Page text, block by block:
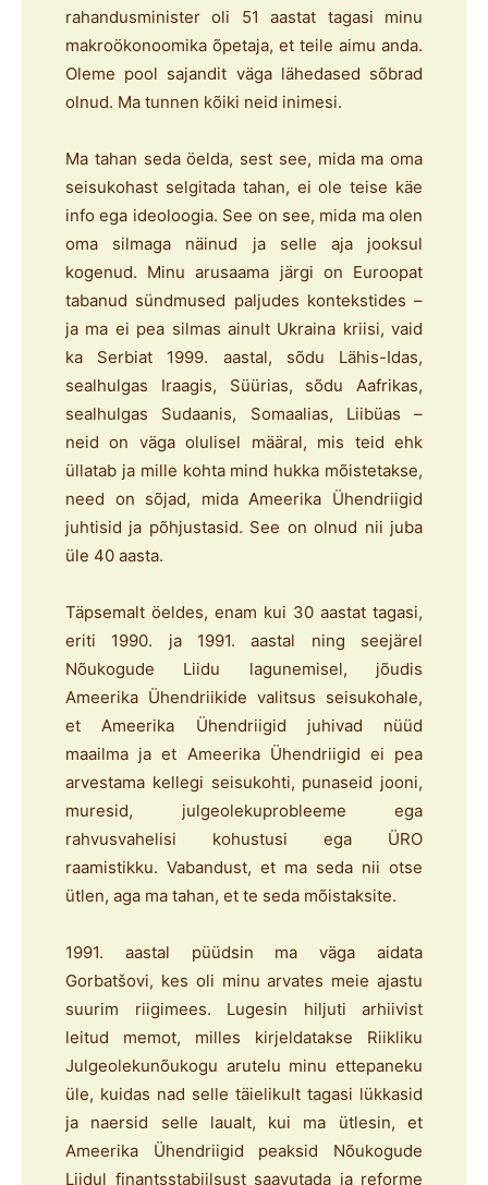
rahandusminister oli 51 aastat tagasi minu
makroökonoomika õpetaja, et teile aimu anda.
Oleme pool sajandit väga lähedased sõbrad
olnud. Ma tunnen kõiki neid inimesi.
Ma tahan seda öelda, sest see, mida ma oma
seisukohast selgitada tahan, ei ole teise käe
info ega ideoloogia. See on see, mida ma olen
oma silmaga näinud ja selle aja jooksul
kogenud. Minu arusaama järgi on Euroopat
tabanud sündmused paljudes kontekstides –
ja ma ei pea silmas ainult Ukraina kriisi, vaid
ka Serbiat 1999. aastal, sõdu Lähis-Idas,
sealhulgas Iraagis, Süürias, sõdu Aafrikas,
sealhulgas Sudaanis, Somaalias, Liibüas –
neid on väga olulisel määral, mis teid ehk
üllatab ja mille kohta mind hukka mõistetakse,
need on sõjad, mida Ameerika Ühendriigid
juhtisid ja põhjustasid. See on olnud nii juba
üle 40 aasta.
Täpsemalt öeldes, enam kui 30 aastat tagasi,
eriti 1990. ja 1991. aastal ning seejärel
Nõukogude Liidu lagunemisel, jõudis
Ameerika Ühendriikide valitsus seisukohale,
et Ameerika Ühendriigid juhivad nüüd
maailma ja et Ameerika Ühendriigid ei pea
arvestama kellegi seisukohti, punaseid jooni,
muresid, julgeolekuprobleeme ega
rahvusvahelisi kohustusi ega ÜRO
raamistikku. Vabandust, et ma seda nii otse
ütlen, aga ma tahan, et te seda mõistaksite.
1991. aastal püüdsin ma väga aidata
Gorbatšovi, kes oli minu arvates meie ajastu
suurim riigimees. Lugesin hiljuti arhiivist
leitud memot, milles kirjeldatakse Riikliku
Julgeolekunõukogu arutelu minu ettepaneku
üle, kuidas nad selle täielikult tagasi lükkasid
ja naersid selle laualt, kui ma ütlesin, et
Ameerika Ühendriigid peaksid Nõukogude
Liidul finantsstabiilsust saavutada ja reforme